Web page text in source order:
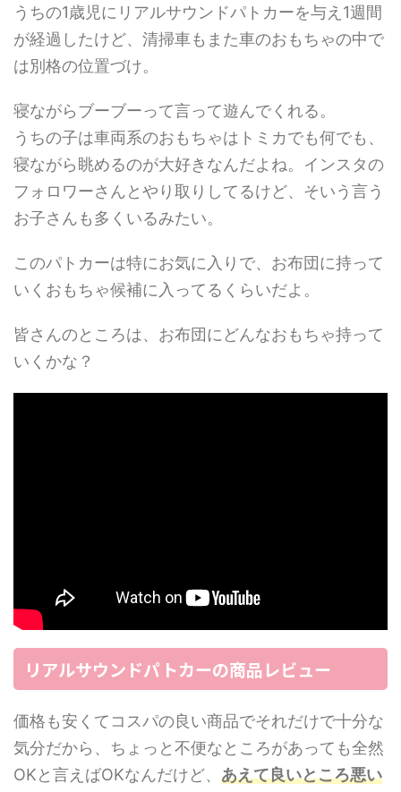
うちの1歳児にリアルサウンドパトカーを与え1週間
が経過したけど、清掃車もまた車のおもちゃの中で
は別格の位置づけ。
寝ながらブーブーって言って遊んでくれる。
うちの子は車両系のおもちゃはトミカでも何でも、
寝ながら眺めるのが大好きなんだよね。インスタの
フォロワーさんとやり取りしてるけど、そいう言う
お子さんも多くいるみたい。
このパトカーは特にお気に入りで、お布団に持って
いくおもちゃ候補に入ってるくらいだよ。
皆さんのところは、お布団にどんなおもちゃ持って
いくかな？
リアルサウンドパトカーの商品レビュー
価格も安くてコスパの良い商品でそれだけで十分な
気分だから、ちょっと不便なところがあっても全然
OKと言えばOKなんだけど、 あえて良いところ悪い